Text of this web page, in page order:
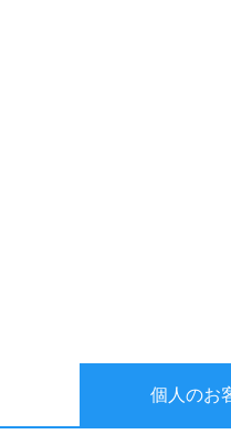
個人のお